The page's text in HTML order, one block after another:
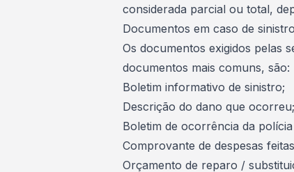
considerada parcial ou total,
Documentos em caso de
Os documentos exigidos pelas
documentos mais comuns, são:
Boletim informativo de sinistro;
Descrição do dano que ocorreu;
Boletim de ocorrência da
Comprovante de despesas
Orçamento de reparo /